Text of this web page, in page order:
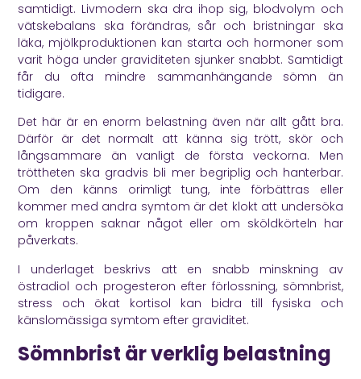
samtidigt. Livmodern ska dra ihop sig, blodvolym och
vätskebalans ska förändras, sår och bristningar ska
läka, mjölkproduktionen kan starta och hormoner som
varit höga under graviditeten sjunker snabbt. Samtidigt
får du ofta mindre sammanhängande sömn än
tidigare.
Det här är en enorm belastning även när allt gått bra.
Därför är det normalt att känna sig trött, skör och
långsammare än vanligt de första veckorna. Men
tröttheten ska gradvis bli mer begriplig och hanterbar.
Om den känns orimligt tung, inte förbättras eller
kommer med andra symtom är det klokt att undersöka
om kroppen saknar något eller om sköldkörteln har
påverkats.
I underlaget beskrivs att en snabb minskning av
östradiol och progesteron efter förlossning, sömnbrist,
stress och ökat kortisol kan bidra till fysiska och
känslomässiga symtom efter graviditet.
Sömnbrist är verklig belastning